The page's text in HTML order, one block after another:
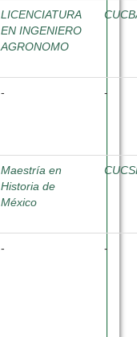
LICENCIATURA
EN INGENIERO
AGRONOMO
- -
Maestría en
Historia de
México
- -